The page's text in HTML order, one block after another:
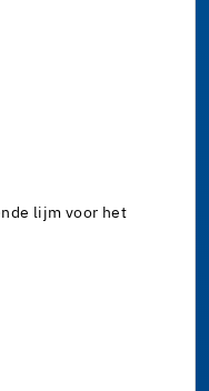
lijm voor het